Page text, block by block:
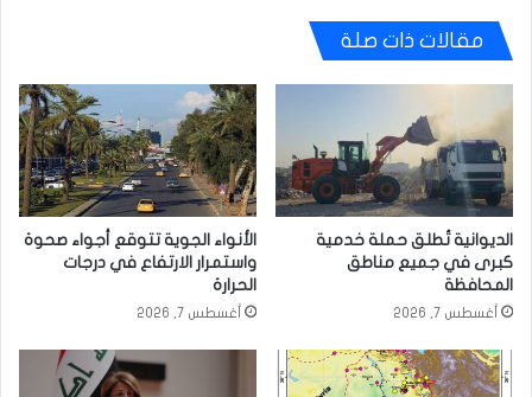
مقالات ذات صلة
الديوانية تُطلق حملة خدمية
كبرى في جميع مناطق
المحافظة
أغسطس 7, 2026
الأنواء الجوية تتوقع أجواء صحوة
واستمرار الارتفاع في درجات
الحرارة
أغسطس 7, 2026